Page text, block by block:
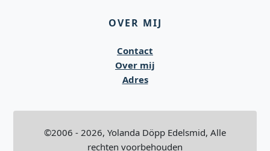
OVER MIJ
Contact
Over mij
Adres
©2006 - 2026, Yolanda Döpp Edelsmid, Alle
rechten voorbehouden